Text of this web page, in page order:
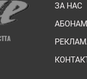
ЗА НАС